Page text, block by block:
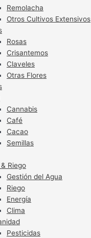
Remolacha
Otros Cultivos Extensivos
Rosas
Crisantemos
Claveles
Otras Flores
Cannabis
Café
Cacao
Semillas
Riego
Gestión del Agua
Riego
Energía
Clima
Pesticidas